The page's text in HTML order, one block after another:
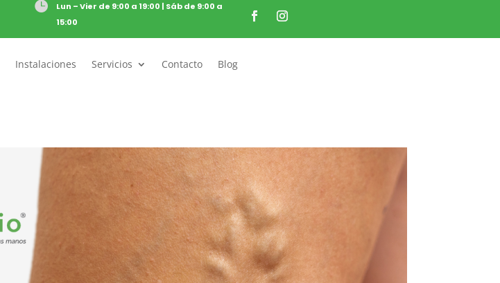

Lun – Vier de 9:00 a 19:00 | Sáb de 9:00 a
15:00
Instalaciones Servicios Contacto Blog